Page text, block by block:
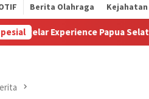
Berita Olahraga Kejahatan
Papua Selatan, Soleman